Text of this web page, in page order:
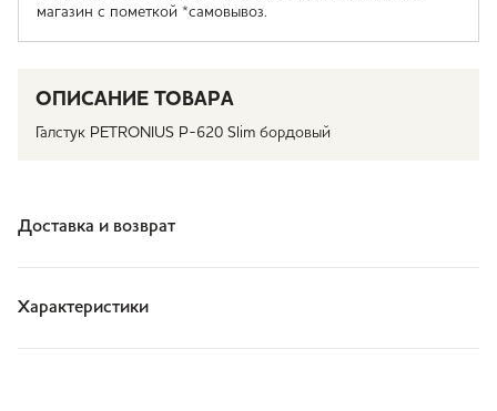
магазин с пометкой *самовывоз.
ОПИСАНИЕ ТОВАРА
Галстук PETRONIUS P-620 Slim бордовый
Доставка и возврат
Характеристики